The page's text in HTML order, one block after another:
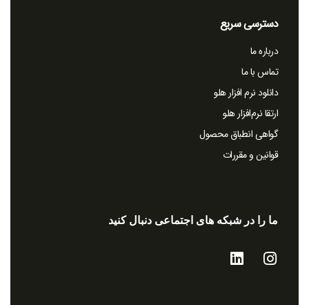
دسترسی سریع
درباره ما
تماس با ما
دانلود نرم افزار هلو
ارتقا نرم‌افزار هلو
گواهی انطباق محصول
قوانین و مقررات
ما را در شبکه های اجتماعی دنبال کنید